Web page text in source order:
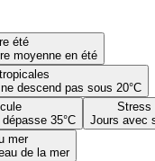
été
moyenne en été
descend pas sous 20°C
35°C
Stress
Jours avec
mer
de la mer